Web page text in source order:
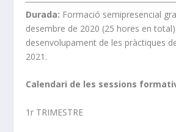
Durada: Formació semipresencial
desembre de 2020 (25 hores en
desenvolupament de les pràctiques
2021.
Calendari de les sessions
1r TRIMESTRE